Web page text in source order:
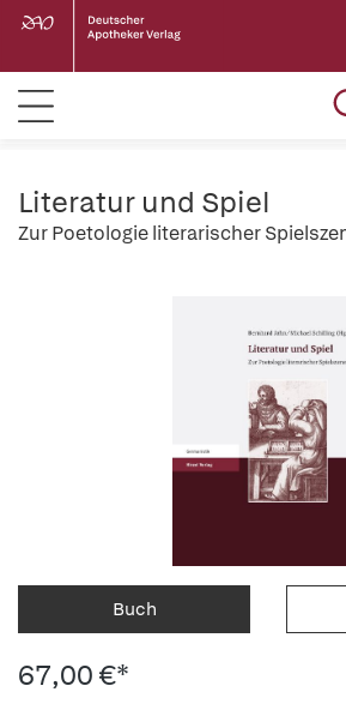
Literatur und Spiel
Zur Poetologie literarischer
Buch
67,00 €*